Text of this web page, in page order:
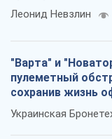
Леонид Невзлин
"Варта" и
пулеметный
сохранив жизнь
Украинская